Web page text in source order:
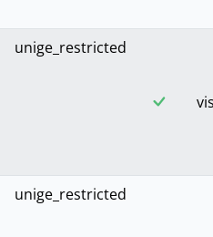
unige_restricted
unige_restricted